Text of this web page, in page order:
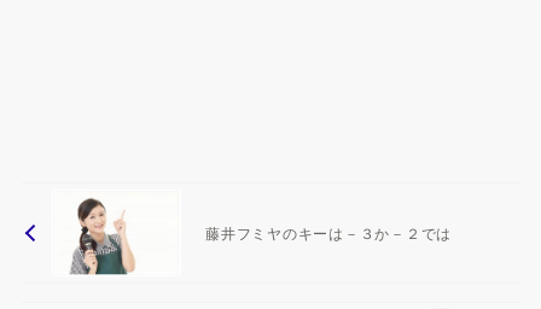
藤井フミヤのキーは－３か－２では